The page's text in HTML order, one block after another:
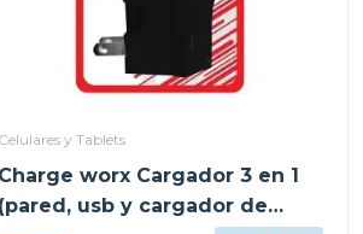
Celulares y Tablets
Charge worx Cargador 3 en 1
(pared, usb y cargador de